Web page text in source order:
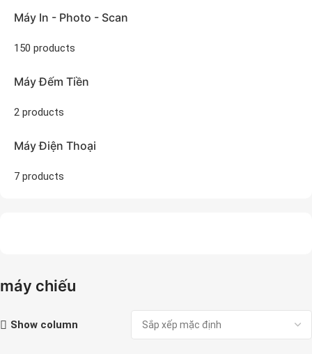
Máy In - Photo - Scan
150 products
Máy Đếm Tiền
2 products
Máy Điện Thoại
7 products
máy chiếu
Show column